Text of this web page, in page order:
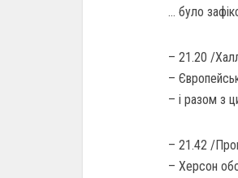
… було
– 21.20 /
–
– і разом з
– 21.42 /
– Херсон